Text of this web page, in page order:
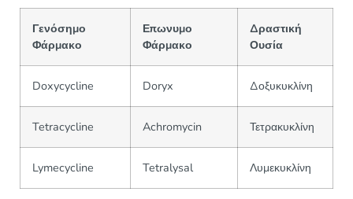
Γενόσημο
Φάρμακο
Επωνυμο
Φάρμακο
Δραστική
Ουσία
Doxycycline Doryx Δοξυκυκλίνη
Tetracycline Achromycin Τετρακυκλίνη
Lymecycline Tetralysal Λυμεκυκλίνη